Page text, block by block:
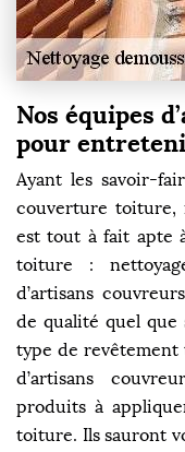
Nos équipes
pour
Ayant les savoir-
couverture toiture,
est tout à fait apte
toiture :
d’artisans
de qualité quel
type de revêtement
d’artisans
produits à
toiture. Ils sauront